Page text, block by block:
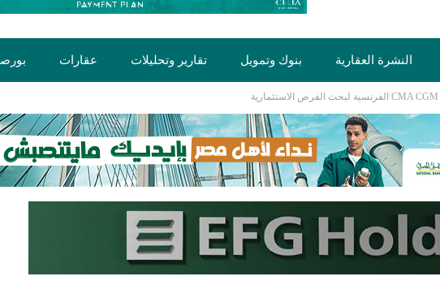
النشرة العقارية بنوك وتمويل تقارير وتحليلات عقارات